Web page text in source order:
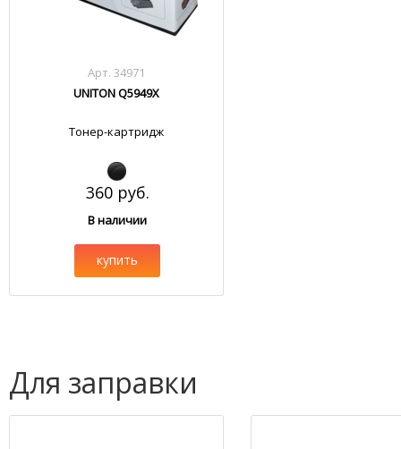
Арт. 34971
UNITON Q5949X
Тонер-картридж
360 руб.
В наличии
купить
Для заправки